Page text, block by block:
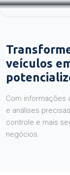
veículos
Com informações
e análises
controle e mais
negócios.